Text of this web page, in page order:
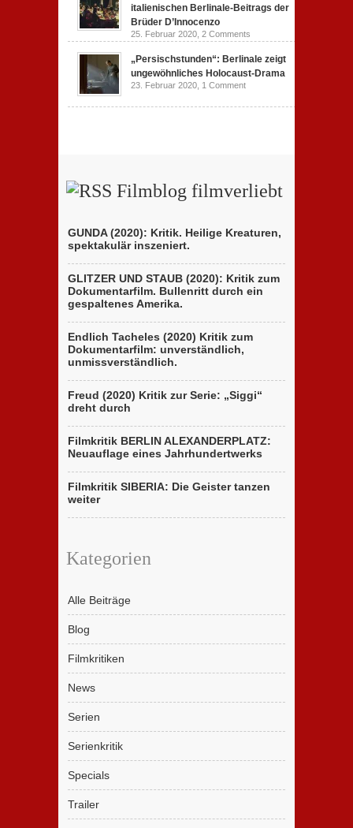
italienischen Berlinale-Beitrags der
Brüder D’Innocenzo
25. Februar 2020, 2 Comments
„Persischstunden“: Berlinale zeigt
ungewöhnliches Holocaust-Drama
23. Februar 2020, 1 Comment
Filmblog filmverliebt
GUNDA (2020): Kritik. Heilige Kreaturen,
spektakulär inszeniert.
GLITZER UND STAUB (2020): Kritik zum
Dokumentarfilm. Bullenritt durch ein
gespaltenes Amerika.
Endlich Tacheles (2020) Kritik zum
Dokumentarfilm: unverständlich,
unmissverständlich.
Freud (2020) Kritik zur Serie: „Siggi“
dreht durch
Filmkritik BERLIN ALEXANDERPLATZ:
Neuauflage eines Jahrhundertwerks
Filmkritik SIBERIA: Die Geister tanzen
weiter
Kategorien
Alle Beiträge
Blog
Filmkritiken
News
Serien
Serienkritik
Specials
Trailer